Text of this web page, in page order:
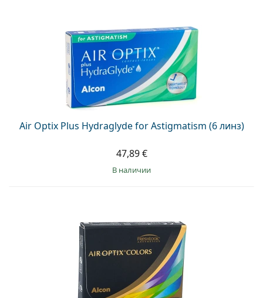
Air Optix Plus Hydraglyde for Astigmatism (6 линз)
47,89 €
в наличии